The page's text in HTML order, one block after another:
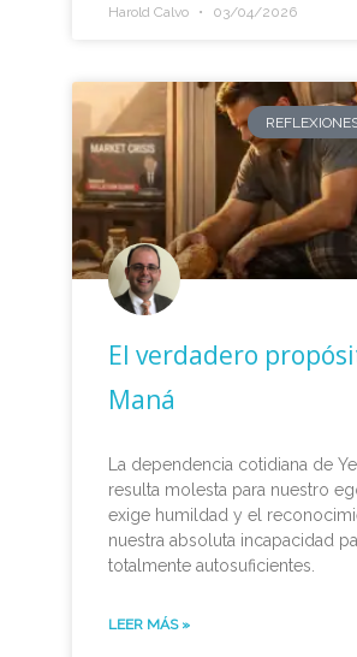
Harold Calvo 03/04/2026
El verdadero
Maná
La dependencia cotidiana de
resulta molesta para nuestro
exige humildad y el
nuestra absoluta incapacidad
totalmente autosuficientes.
LEER MÁS »